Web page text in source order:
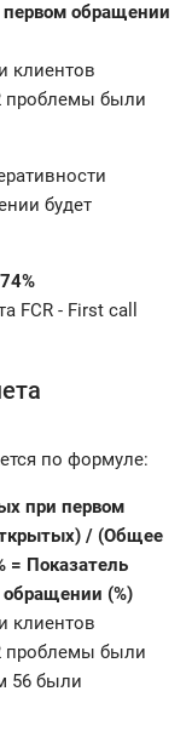
первом обращении
клиентов
проблемы были
будет
по формуле:
при первом
/ (Общее
= Показатель
(%)
клиентов
проблемы были
56 были